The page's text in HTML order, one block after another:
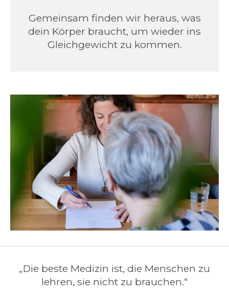
Gemeinsam finden wir heraus, was
dein Körper braucht, um wieder ins
Gleichgewicht zu kommen.
„Die beste Medizin ist, die Menschen zu
lehren, sie nicht zu brauchen.“